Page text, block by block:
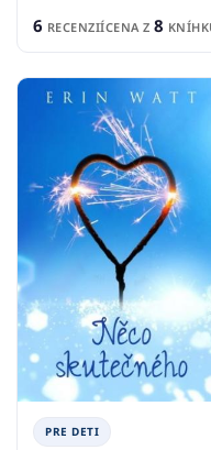
6 RECENZIÍCENA Z 8
PRE DETI